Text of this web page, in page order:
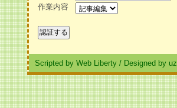
作業内容
Scripted by Web Liberty / Designed by uz